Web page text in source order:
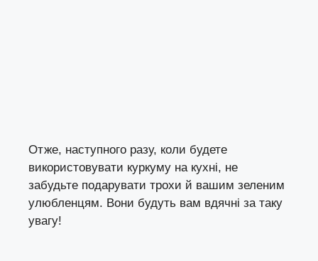
Отже, наступного разу, коли будете
використовувати куркуму на кухні, не
забудьте подарувати трохи й вашим зеленим
улюбленцям. Вони будуть вам вдячні за таку
увагу!